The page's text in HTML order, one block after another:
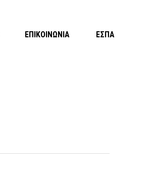
ΕΠΙΚΟΙΝΩΝΙΑ ΕΣΠΑ